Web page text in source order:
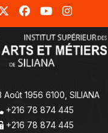
Août 1956 6100, SILIANA
+216 78 874 445
+216 78 874 445